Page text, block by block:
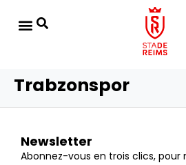
Trabzonspor
Newsletter
Abonnez-vous en trois clics, pour